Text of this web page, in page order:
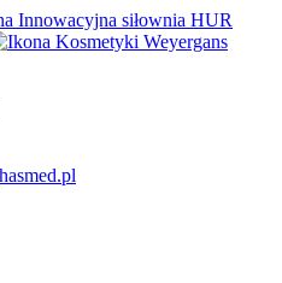
Innowacyjna siłownia HUR
Kosmetyki Weyergans